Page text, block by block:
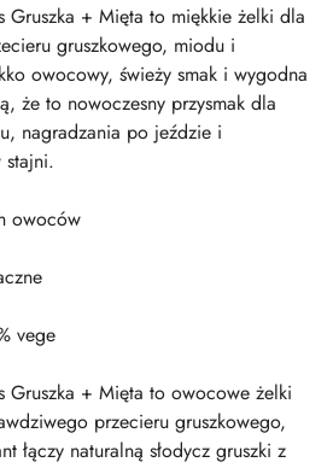
Gruszka + Mięta to miękkie żelki dla
gruszkowego, miodu i
owocowy, świeży smak i wygodna
że to nowoczesny przysmak dla
nagradzania po jeździe i
stajni.
owoców
vege
Gruszka + Mięta to owocowe żelki
przecieru gruszkowego,
łączy naturalną słodycz gruszki z